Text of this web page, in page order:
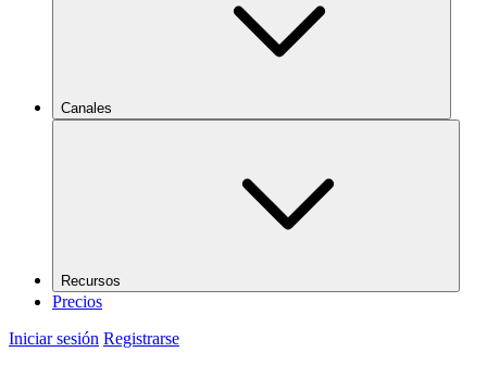
Canales
Recursos
Precios
Iniciar sesión Registrarse